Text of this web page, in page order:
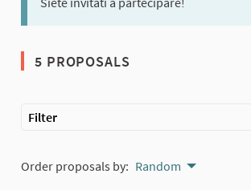
5 PROPOSALS
Filter
Order proposals by: Random